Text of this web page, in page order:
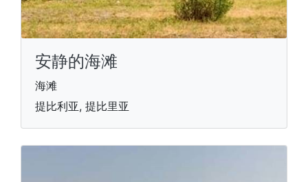
安静的海滩
海滩
提比利亚, 提比里亚